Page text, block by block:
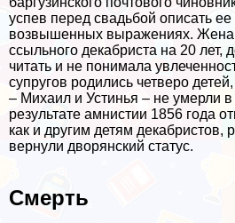
успев перед свадьбой описать
возвышенных выражениях.
ссыльного декабриста на 20 лет,
читать и не понимала
супругов родились четверо
– Михаил и Устинья – не умерли
результате амнистии 1856 года
как и другим детям
вернули дворянский статус.
Cмepть